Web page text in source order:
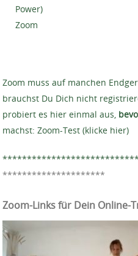
Power)
Zoom
Zoom muss auf manchen
brauchst Du Dich nicht
probiert es hier einmal aus,
machst: Zoom-Test (klicke hier)
*********************
Zoom-Links für Dein Online-